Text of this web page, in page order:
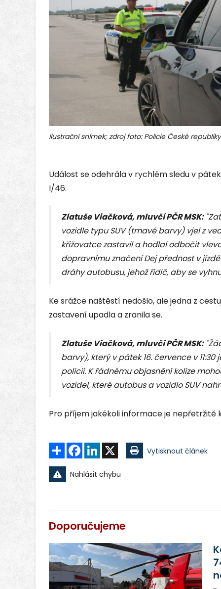
ilustrační snímek; zdroj foto: Policie České republiky
Událost se odehrála v rychlém sledu v pátek
I/46.
Zlatuše Viačková, mluvčí PČR MSK:
vozidle typu SUV (tmavé barvy) vjel z
křižovatce zastavil a hodlal odbočit
dopravnímu značení Dej přednost v
dráhy autobusu, jehož řidič, aby se
Ke srážce naštěstí nedošlo, ale jedna z
zastavení upadla a zranila se.
Zlatuše Viačková, mluvčí PČR MSK:
barvy), který v pátek 16. července v
policii. K řádnému objasnění kolize
vozidel, které autobus a vozidlo SUV
Pro příjem jakékoli informace je nepřetržitě
Sdílet FacebookLinkedIn Vytisknout článek
Nahlásit chybu
Doporučujeme